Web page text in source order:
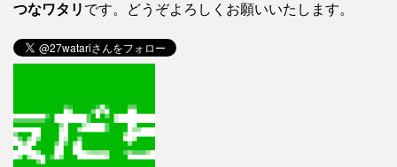
つなワタリ です。どうぞよろしくお願いいたします。